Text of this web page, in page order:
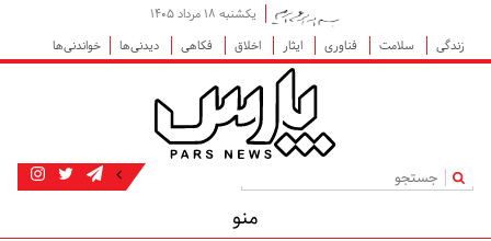
یکشنبه ۱۸ مرداد ۱۴۰۵
زندگی
سلامت فناوری ایثار اخلاق فکاهی دیدنی‌ها خواندنی‌ها
|
منو